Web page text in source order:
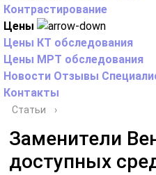
Контрастирование
Цены
Цены КТ обследования
Цены МРТ обследования
Новости Отзывы
Контакты
Статьи ›
Заменители
доступных